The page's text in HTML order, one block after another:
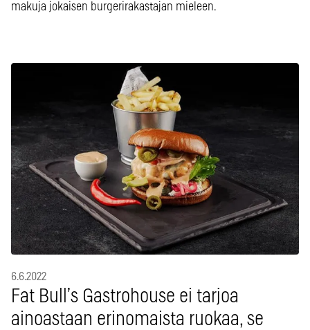
makuja jokaisen burgerirakastajan mieleen.
6.6.2022
Fat Bull’s Gastrohouse ei tarjoa
ainoastaan erinomaista ruokaa, se